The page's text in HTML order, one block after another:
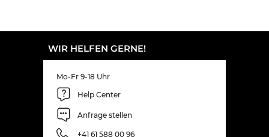
WIR HELFEN GERNE!
Mo-Fr 9-18 Uhr
Help Center
Anfrage stellen
+41 61 588 00 96